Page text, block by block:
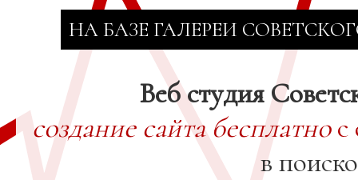
НА БАЗЕ ГАЛЕРЕИ
Веб студия
создание сайта бесплатнос
в